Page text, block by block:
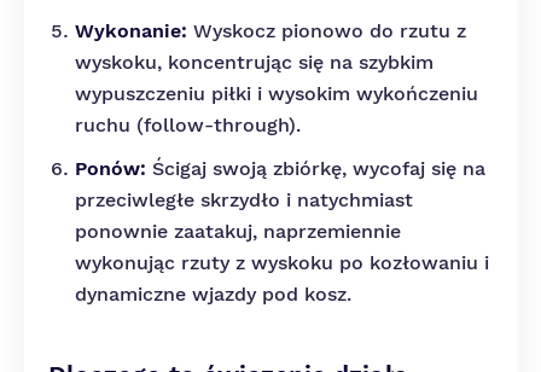
Wykonanie: Wyskocz pionowo do rzutu z
wyskoku, koncentrując się na szybkim
wypuszczeniu piłki i wysokim wykończeniu
ruchu (follow-through).
Ponów: Ścigaj swoją zbiórkę, wycofaj się na
przeciwległe skrzydło i natychmiast
ponownie zaatakuj, naprzemiennie
wykonując rzuty z wyskoku po kozłowaniu i
dynamiczne wjazdy pod kosz.